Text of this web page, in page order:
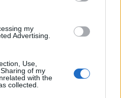
my
Advertising.
Use,
of my
with the
collected.
να μην έχει στορυγγυλό
για λίγα λεπτά
ένα αυγό και το